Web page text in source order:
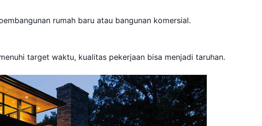
rumah baru atau bangunan komersial.
target waktu, kualitas pekerjaan bisa menjadi taruhan.